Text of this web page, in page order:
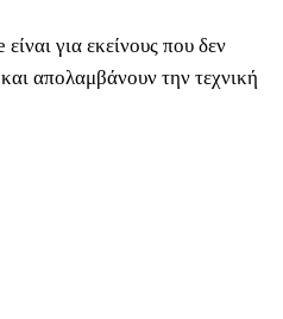
για εκείνους που δεν
απολαμβάνουν την τεχνική